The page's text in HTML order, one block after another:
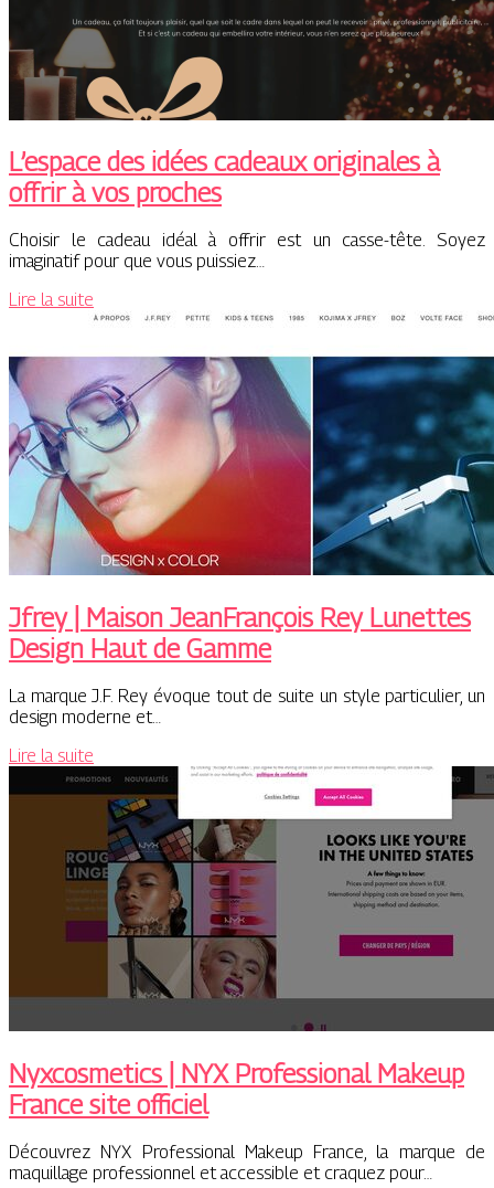
L’espace des idées cadeaux originales à
offrir à vos proches
Choisir le cadeau idéal à offrir est un casse-tête. Soyez
imaginatif pour que vous puissiez…
Lire la suite
Jfrey | Maison JeanFrançois Rey Lunettes
Design Haut de Gamme
La marque J.F. Rey évoque tout de suite un style particulier, un
design moderne et…
Lire la suite
Nyxcos­me­tics | NYX Profes­sio­nal Makeup
France site officiel
Découvrez NYX Professional Makeup France, la marque de
maquillage professionnel et accessible et craquez pour…